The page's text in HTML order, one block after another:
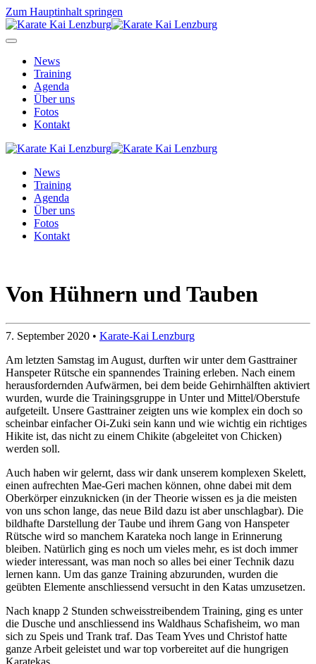
Zum Hauptinhalt springen
News
Training
Agenda
Über uns
Fotos
Kontakt
News
Training
Agenda
Über uns
Fotos
Kontakt
Von Hühnern und Tauben
7. September 2020 • Karate-Kai Lenzburg
Am letzten Samstag im August, durften wir unter dem Gasttrainer
Hanspeter Rütsche ein spannendes Training erleben. Nach einem
herausfordernden Aufwärmen, bei dem beide Gehirnhälften aktiviert
wurden, wurde die Trainingsgruppe in Unter und Mittel/Oberstufe
aufgeteilt. Unsere Gasttrainer zeigten uns wie komplex ein doch so
scheinbar einfacher Oi-Zuki sein kann und wie wichtig ein richtiges
Hikite ist, das nicht zu einem Chikite (abgeleitet von Chicken)
werden soll.
Auch haben wir gelernt, dass wir dank unserem komplexen Skelett,
einen aufrechten Mae-Geri machen können, ohne dabei mit dem
Oberkörper einzuknicken (in der Theorie wissen es ja die meisten
von uns schon lange, das neue Bild dazu ist aber unschlagbar). Die
bildhafte Darstellung der Taube und ihrem Gang von Hanspeter
Rütsche wird so manchem Karateka noch lange in Erinnerung
bleiben. Natürlich ging es noch um vieles mehr, es ist doch immer
wieder interessant, was man noch so alles bei einer Technik dazu
lernen kann. Um das ganze Training abzurunden, wurden die
geübten Elemente anschliessend versucht in den Katas umzusetzen.
Nach knapp 2 Stunden schweisstreibendem Training, ging es unter
die Dusche und anschliessend ins Waldhaus Schafisheim, wo man
sich zu Speis und Trank traf. Das Team Yves und Christof hatte
ganze Arbeit geleistet und war top vorbereitet auf die hungrigen
Karatekas.